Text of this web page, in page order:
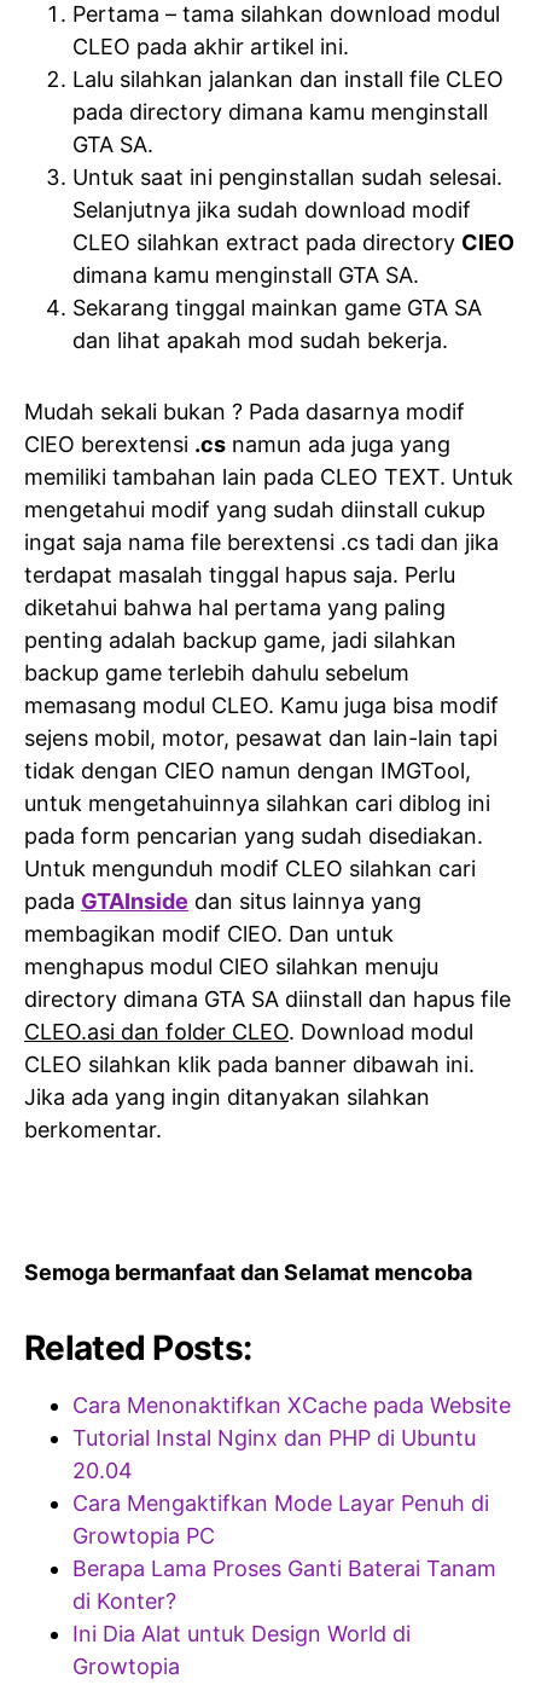
Pertama – tama silahkan download modul
CLEO pada akhir artikel ini.
Lalu silahkan jalankan dan install file CLEO
pada directory dimana kamu menginstall
GTA SA.
Untuk saat ini penginstallan sudah selesai.
Selanjutnya jika sudah download modif
CLEO silahkan extract pada directory ClEO
dimana kamu menginstall GTA SA.
Sekarang tinggal mainkan game GTA SA
dan lihat apakah mod sudah bekerja.
Mudah sekali bukan ? Pada dasarnya modif
ClEO berextensi .cs namun ada juga yang
memiliki tambahan lain pada CLEO TEXT. Untuk
mengetahui modif yang sudah diinstall cukup
ingat saja nama file berextensi .cs tadi dan jika
terdapat masalah tinggal hapus saja. Perlu
diketahui bahwa hal pertama yang paling
penting adalah backup game, jadi silahkan
backup game terlebih dahulu sebelum
memasang modul CLEO. Kamu juga bisa modif
sejens mobil, motor, pesawat dan lain-lain tapi
tidak dengan ClEO namun dengan IMGTool,
untuk mengetahuinnya silahkan cari diblog ini
pada form pencarian yang sudah disediakan.
Untuk mengunduh modif CLEO silahkan cari
pada GTAInside dan situs lainnya yang
membagikan modif ClEO. Dan untuk
menghapus modul ClEO silahkan menuju
directory dimana GTA SA diinstall dan hapus file
CLEO.asi dan folder CLEO. Download modul
CLEO silahkan klik pada banner dibawah ini.
Jika ada yang ingin ditanyakan silahkan
berkomentar.
Semoga bermanfaat dan Selamat mencoba
Related Posts:
Cara Menonaktifkan XCache pada Website
Tutorial Instal Nginx dan PHP di Ubuntu
20.04
Cara Mengaktifkan Mode Layar Penuh di
Growtopia PC
Berapa Lama Proses Ganti Baterai Tanam
di Konter?
Ini Dia Alat untuk Design World di
Growtopia